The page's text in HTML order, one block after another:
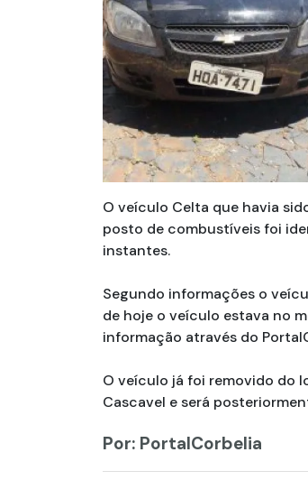
O veículo Celta que havia
posto de combustíveis foi
instantes.
Segundo informações o
de hoje o veículo estava no
informação através do
O veículo já foi removido do
Cascavel e será
Por: PortalCorbelia